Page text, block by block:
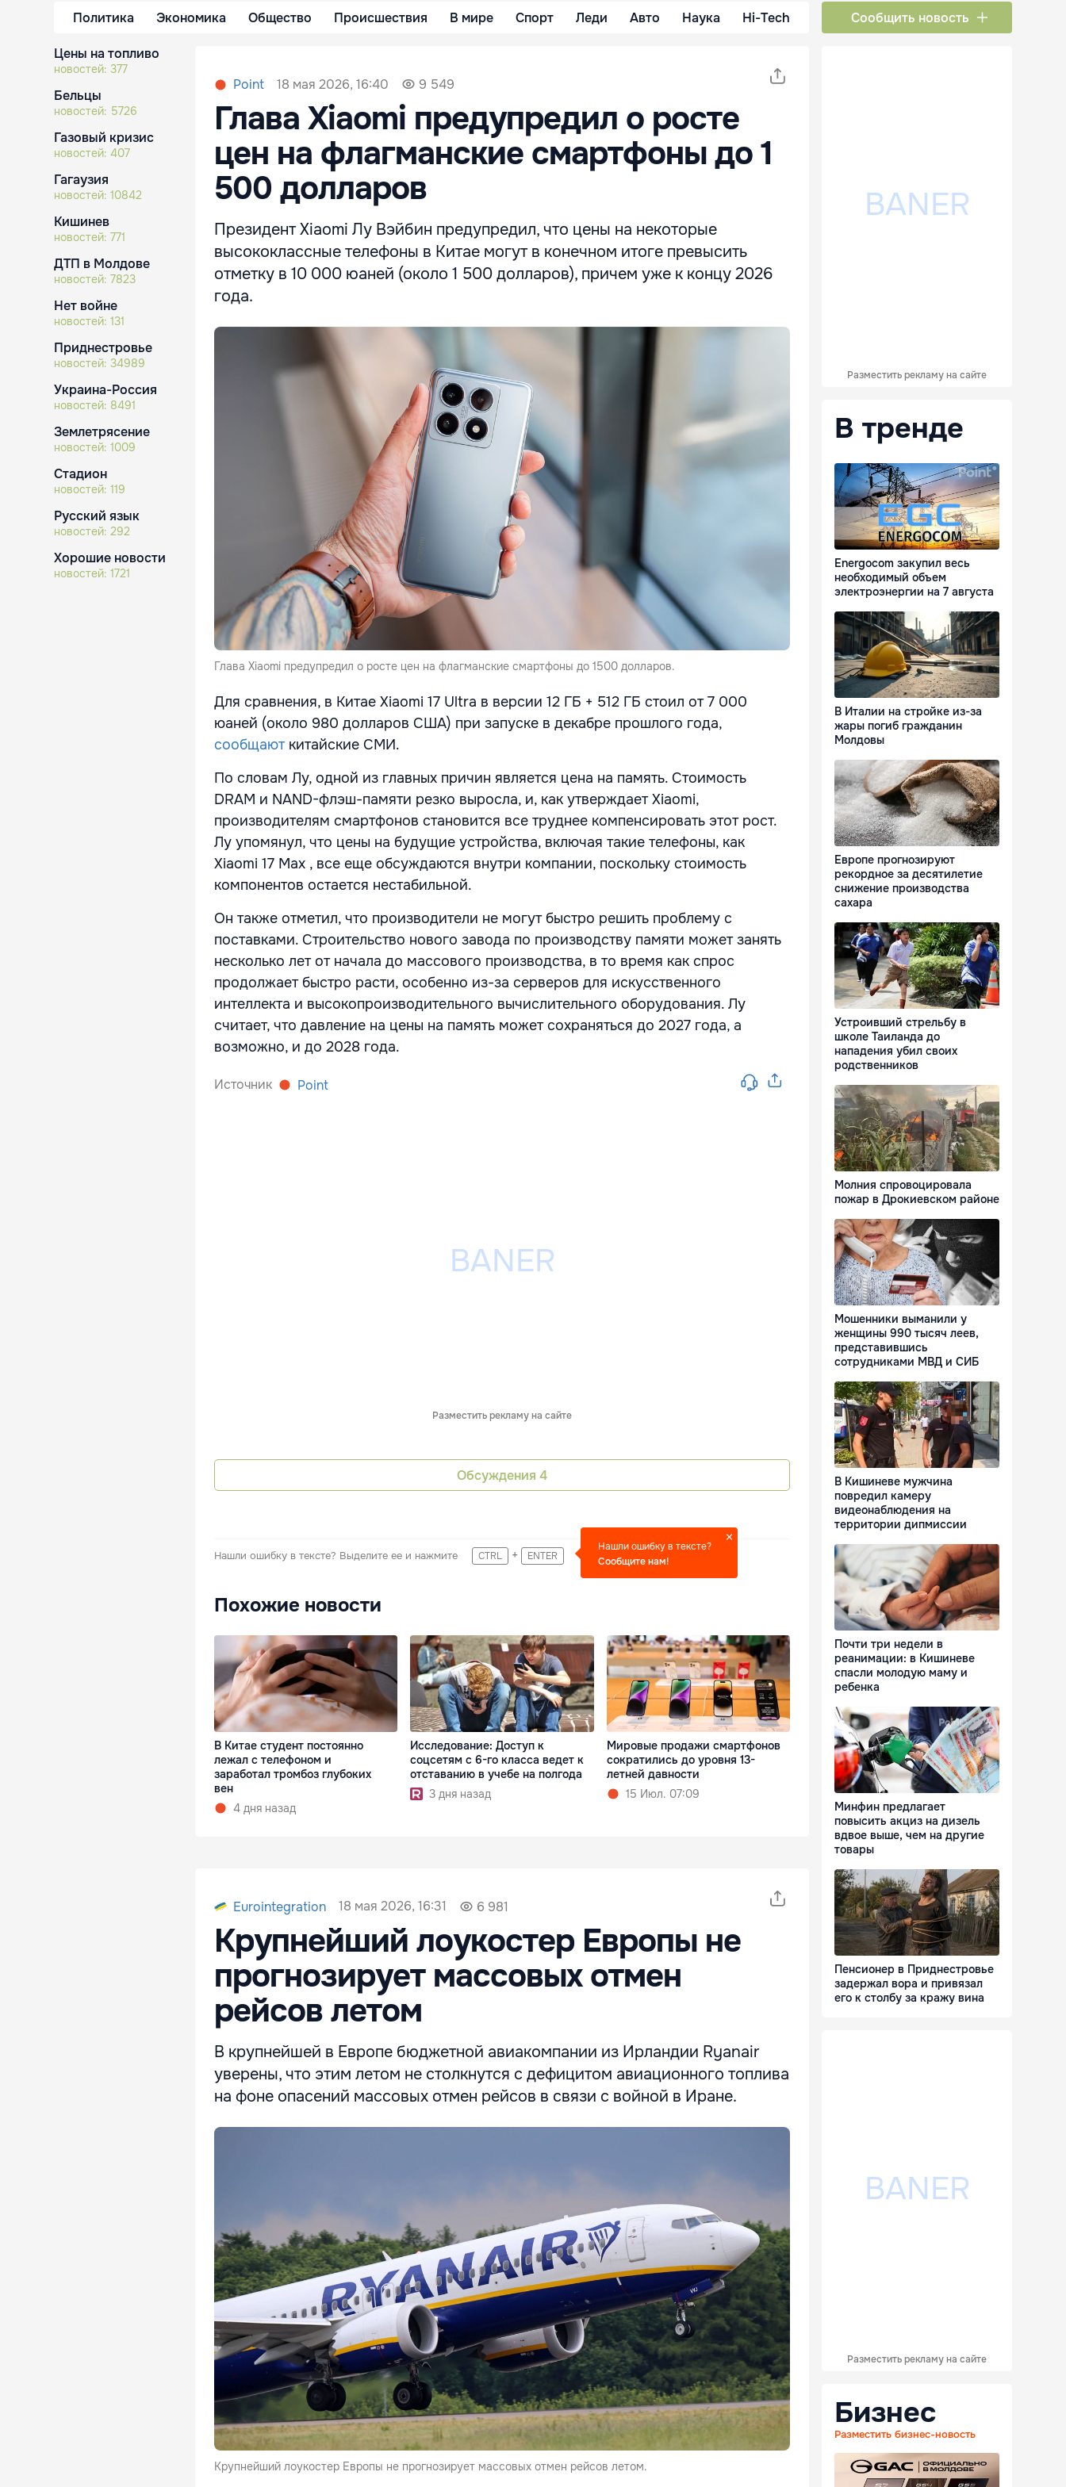
Политика Экономика Общество Происшествия В мире Спорт Леди Авто Наука Hi-Tech Сообщить новость
Цены на топливо
новостей: 377
Бельцы
новостей: 5726
Газовый кризис
новостей: 407
Гагаузия
новостей: 10842
Кишинев
новостей: 771
ДТП в Молдове
новостей: 7823
Нет войне
новостей: 131
Приднестровье
новостей: 34989
Украина-Россия
новостей: 8491
Землетрясение
новостей: 1009
Стадион
новостей: 119
Русский язык
новостей: 292
Хорошие новости
новостей: 1721
Point 18 мая 2026, 16:40 9 549
Глава Xiaomi предупредил о росте
цен на флагманские смартфоны до 1
500 долларов
Президент Xiaomi Лу Вэйбин предупредил, что цены на некоторые
высококлассные телефоны в Китае могут в конечном итоге превысить
отметку в 10 000 юаней (около 1 500 долларов), причем уже к концу 2026
года.
Глава Xiaomi предупредил о росте цен на флагманские смартфоны до 1500 долларов.
Для сравнения, в Китае Xiaomi 17 Ultra в версии 12 ГБ + 512 ГБ стоил от 7 000
юаней (около 980 долларов США) при запуске в декабре прошлого года,
сообщают китайские СМИ.
По словам Лу, одной из главных причин является цена на память. Стоимость
DRAM и NAND-флэш-памяти резко выросла, и, как утверждает Xiaomi,
производителям смартфонов становится все труднее компенсировать этот рост.
Лу упомянул, что цены на будущие устройства, включая такие телефоны, как
Xiaomi 17 Max , все еще обсуждаются внутри компании, поскольку стоимость
компонентов остается нестабильной.
Он также отметил, что производители не могут быстро решить проблему с
поставками. Строительство нового завода по производству памяти может занять
несколько лет от начала до массового производства, в то время как спрос
продолжает быстро расти, особенно из-за серверов для искусственного
интеллекта и высокопроизводительного вычислительного оборудования. Лу
считает, что давление на цены на память может сохраняться до 2027 года, а
возможно, и до 2028 года.
Источник Point
Разместить рекламу на сайте
Обсуждения 4
Нашли ошибку в тексте? Выделите ее и нажмите CTRL + ENTER
Нашли ошибку в тексте?
Сообщите нам!
Похожие новости
В Китае студент постоянно
лежал с телефоном и
заработал тромбоз глубоких
вен
4 дня назад
Исследование: Доступ к
соцсетям с 6-го класса ведет к
отставанию в учебе на полгода
3 дня назад
Мировые продажи смартфонов
сократились до уровня 13-
летней давности
15 Июл. 07:09
Eurointegration 18 мая 2026, 16:31 6 981
Крупнейший лоукостер Европы не
прогнозирует массовых отмен
рейсов летом
В крупнейшей в Европе бюджетной авиакомпании из Ирландии Ryanair
уверены, что этим летом не столкнутся с дефицитом авиационного топлива
на фоне опасений массовых отмен рейсов в связи с войной в Иране.
Крупнейший лоукостер Европы не прогнозирует массовых отмен рейсов летом.
Разместить рекламу на сайте
В тренде
Energocom закупил весь
необходимый объем
электроэнергии на 7 августа
В Италии на стройке из-за
жары погиб гражданин
Молдовы
Европе прогнозируют
рекордное за десятилетие
снижение производства
сахара
Устроивший стрельбу в
школе Таиланда до
нападения убил своих
родственников
Молния спровоцировала
пожар в Дрокиевском районе
Мошенники выманили у
женщины 990 тысяч леев,
представившись
сотрудниками МВД и СИБ
В Кишиневе мужчина
повредил камеру
видеонаблюдения на
территории дипмиссии
Почти три недели в
реанимации: в Кишиневе
спасли молодую маму и
ребенка
Минфин предлагает
повысить акциз на дизель
вдвое выше, чем на другие
товары
Пенсионер в Приднестровье
задержал вора и привязал
его к столбу за кражу вина
Разместить рекламу на сайте
Бизнес
Разместить бизнес-новость